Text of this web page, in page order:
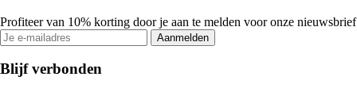
Profiteer van 10% korting door je aan te melden voor onze nieuwsbrief
Aanmelden
Blijf verbonden